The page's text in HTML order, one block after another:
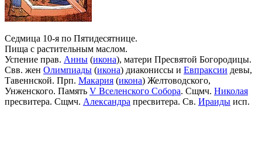
Седмица 10-я по Пятидесятнице.
Пища с растительным маслом.
Успение прав. Анны (икона), матери Пресвятой Богородицы.
Свв. жен Олимпиады (икона) диакониссы и Евпраксии девы,
Тавеннской. Прп. Макария (икона) Желтоводского,
Унженского. Память V Вселенского Собора. Сщмч. Николая
пресвитера. Сщмч. Александра пресвитера. Св. Ираиды исп.